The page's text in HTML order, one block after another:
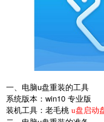
一、电脑u盘重装的工具
系统版本： win10 专业版
装机工具：老毛桃 u盘启动